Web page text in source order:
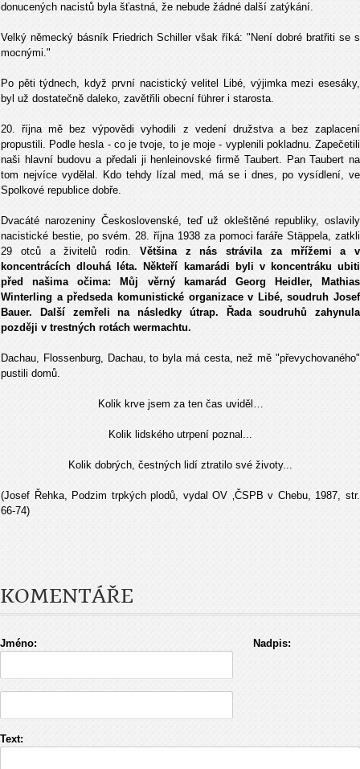
donucených nacistů byla šťastná, že nebude žádné další zatýkání.
Velký německý básník Friedrich Schiller však říká: "Není dobré bratřiti se s
mocnými."
Po pěti týdnech, když první nacistický velitel Libé, výjimka mezi esesáky,
byl už dostatečně daleko, zavětřili obecní führer i starosta.
20. října mě bez výpovědi vyhodili z vedení družstva a bez zaplacení
propustili. Podle hesla - co je tvoje, to je moje - vyplenili pokladnu. Zapečetili
naši hlavní budovu a předali ji henleinovské firmě Taubert. Pan Taubert na
tom nejvíce vydělal. Kdo tehdy lízal med, má se i dnes, po vysídlení, ve
Spolkové republice dobře.
Dvacáté narozeniny Československé, teď už okleštěné republiky, oslavily
nacistické bestie, po svém. 28. října 1938 za pomoci faráře Stäppela, zatkli
29 otců a živitelů rodin. Většina z nás strávila za mřížemi a v
koncentrácích dlouhá léta. Někteří kamarádi byli v koncentráku ubiti
před našima očima: Můj věrný kamarád Georg Heidler, Mathias
Winterling a předseda komunistické organizace v Libé, soudruh Josef
Bauer. Další zemřeli na následky útrap. Řada soudruhů zahynula
později v trestných rotách wermachtu.
Dachau, Flossenburg, Dachau, to byla má cesta, než mě "převychovaného"
pustili domů.
Kolik krve jsem za ten čas uviděl…
Kolik lidského utrpení poznal...
Kolik dobrých, čestných lidí ztratilo své životy...
(Josef Řehka, Podzim trpkých plodů, vydal OV ‚ČSPB v Chebu, 1987, str.
66-74)
KOMENTÁŘE
Jméno: Nadpis:
Text: